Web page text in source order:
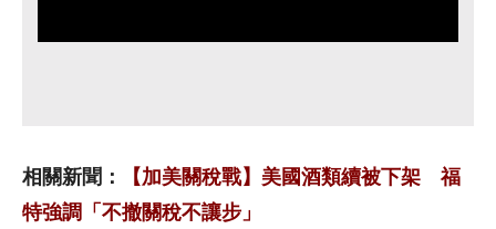
相關新聞：
【加美關稅戰】美國酒類續被下架 福
特強調「不撤關稅不讓步」